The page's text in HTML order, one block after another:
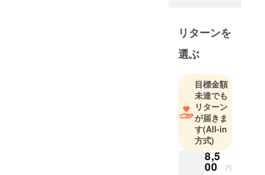
保有。2023
屋大通近く
にネイルサ
ロン【Nail
Atelier Y's】
をオープ
ン。一児の
母です。
リターンを
選ぶ
目標金額
未達でも
リターン
が届きま
す(All-in
方式)
8,5
00 円